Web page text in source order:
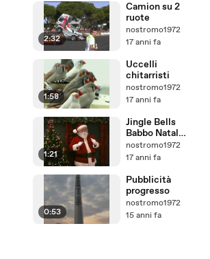
2:32
Camion su 2
ruote
nostromo1972
17 anni fa
1:58
Uccelli
chitarristi
nostromo1972
17 anni fa
1:21
Jingle Bells
Babbo Natale
Mix
nostromo1972
17 anni fa
0:53
Pubblicità
progresso
nostromo1972
15 anni fa